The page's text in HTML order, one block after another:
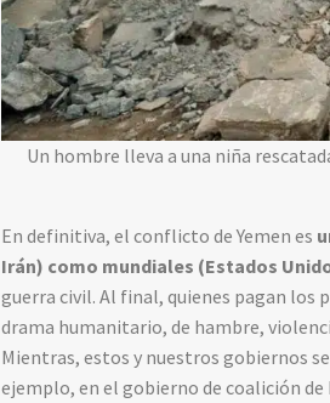
Un hombre lleva a una niña
En definitiva, el conflicto de Yemen es
Irán) como mundiales (Estados
guerra civil. Al final, quienes pagan los
drama humanitario, de hambre,
Mientras, estos y nuestros gobiernos
ejemplo, en el gobierno de coalición de